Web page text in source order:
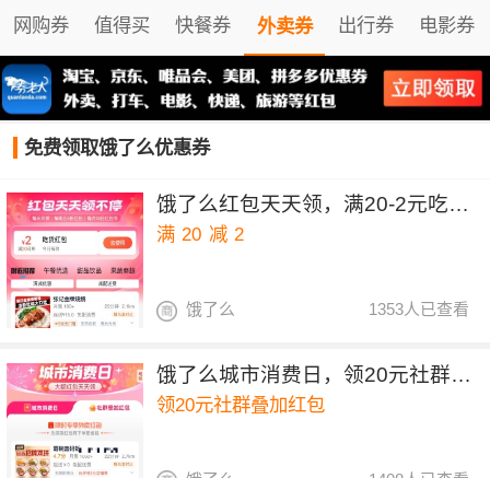
网购券 值得买 快餐券 外卖券 出行券 电影券
免费领取饿了么优惠券
饿了么红包天天领，满20-2元吃货红包
满 20 减 2
1353人已查看
饿了么
饿了么城市消费日，领20元社群叠加红包
领20元社群叠加红包